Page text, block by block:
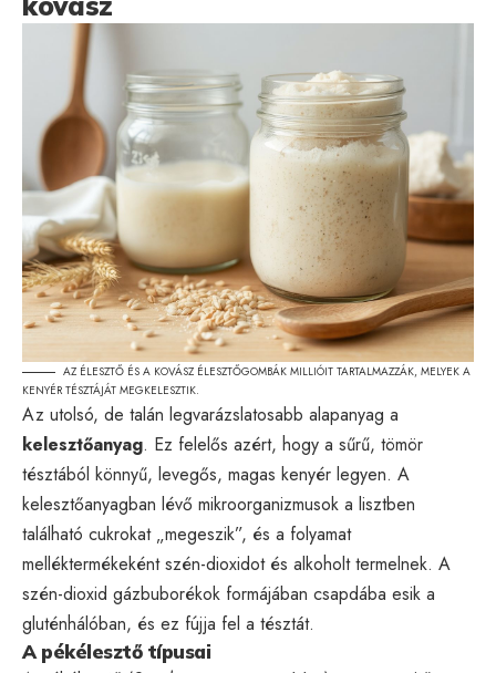
AZ ÉLESZTŐ ÉS A KOVÁSZ ÉLESZTŐGOMBÁK MILLIÓIT TARTALMAZZÁK, MELYEK A
KENYÉR TÉSZTÁJÁT MEGKELESZTIK.
Az utolsó, de talán legvarázslatosabb alapanyag a
kelesztőanyag. Ez felelős azért, hogy a sűrű, tömör
tésztából könnyű, levegős, magas kenyér legyen. A
kelesztőanyagban lévő mikroorganizmusok a lisztben
található cukrokat „megeszik”, és a folyamat
melléktermékeként szén-dioxidot és alkoholt termelnek. A
szén-dioxid gázbuborékok formájában csapdába esik a
gluténhálóban, és ez fújja fel a tésztát.
A pékélesztő típusai